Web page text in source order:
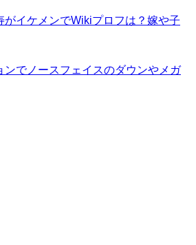
がイケメンでWikiプロフは？嫁や子
ンでノースフェイスのダウンやメガ